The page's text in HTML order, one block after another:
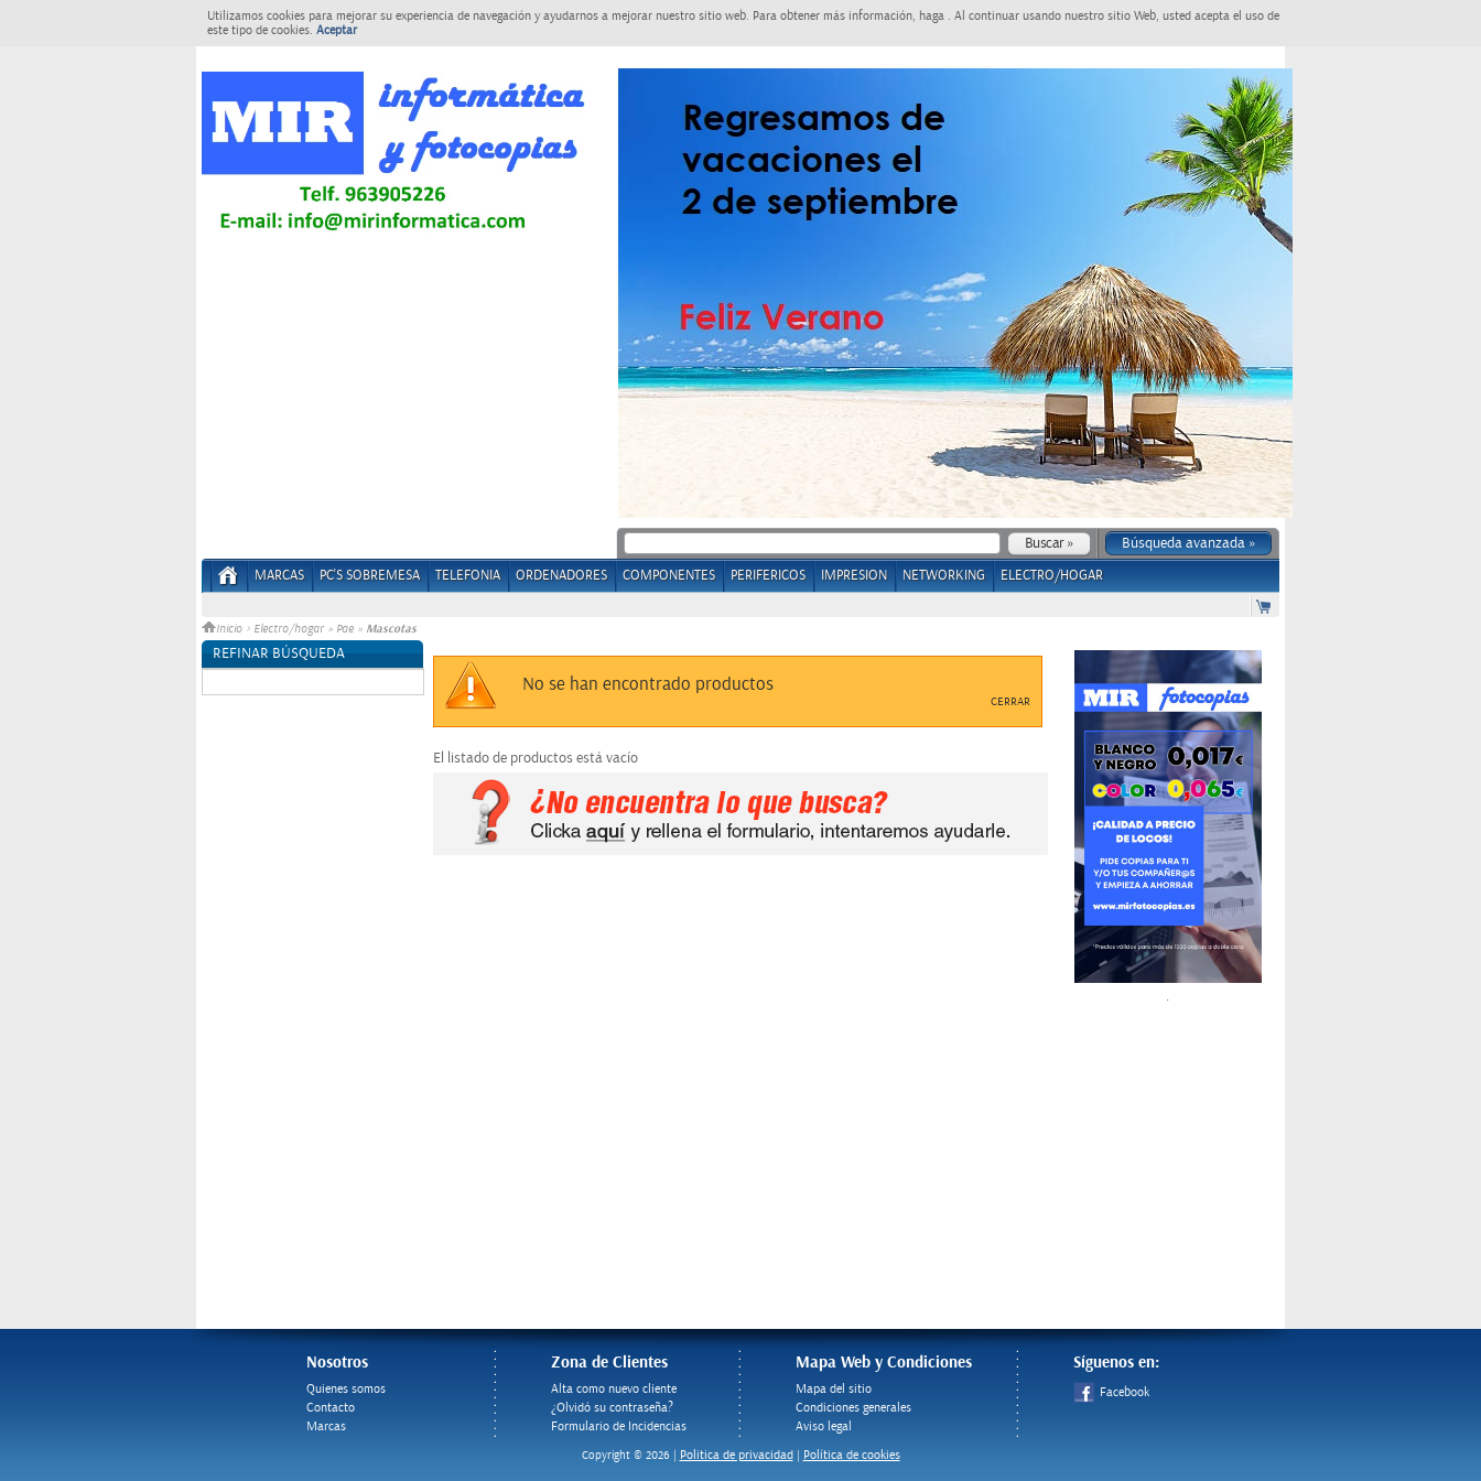
Utilizamos cookies para mejorar su experiencia de navegación y ayudarnos a mejorar nuestro sitio web. Para obtener más información, haga . Al continuar usando nuestro sitio Web, usted acepta el uso de
este tipo de cookies. Aceptar
Búsqueda avanzada »
MARCAS PC'S SOBREMESA TELEFONIA ORDENADORES COMPONENTES PERIFERICOS IMPRESION NETWORKING ELECTRO/HOGAR
Inicio > Electro/hogar » Pae » Mascotas
REFINAR BÚSQUEDA
No se han encontrado productos
CERRAR
El listado de productos está vacío
.
Nosotros
Quienes somos
Contacto
Marcas
Zona de Clientes
Alta como nuevo cliente
¿Olvidó su contraseña?
Formulario de Incidencias
Mapa Web y Condiciones
Mapa del sitio
Condiciones generales
Aviso legal
Síguenos en:
Facebook
Copyright © 2026 | Politica de privacidad Política de cookies